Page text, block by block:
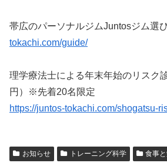
帯広のパーソナルジムJuntosジム選
tokachi.com/guide/
理学療法士による年末年始のリスク
円）※先着20名限定
https://juntos-tokachi.com/shogatsu-
お知らせ トレーニング科学 食事